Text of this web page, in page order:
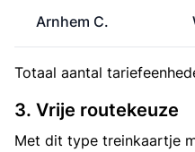
Arnhem C.
Totaal aantal
3. Vrije routekeuze
Met dit type treinkaartje